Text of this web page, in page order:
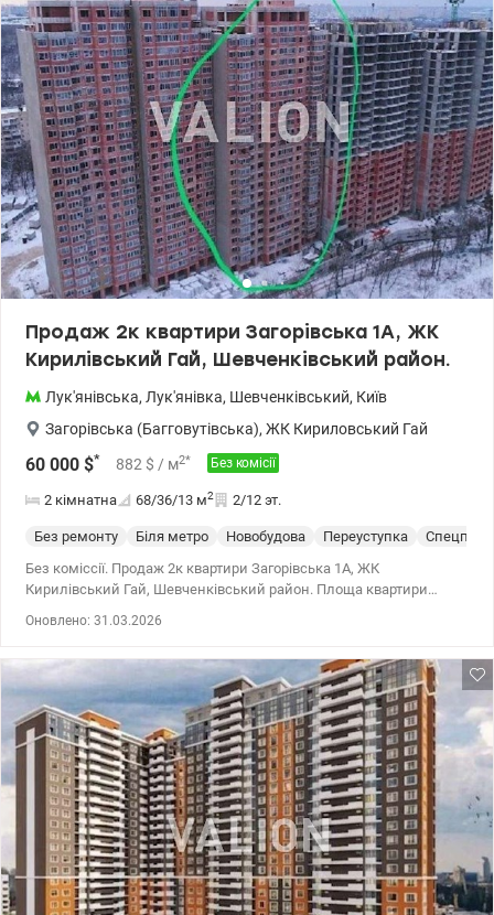
Продаж 2к квартири Загорівська 1А, ЖК
Кирилівський Гай, Шевченківський район.
Лук'янівська, Лук'янівка, Шевченківський, Київ
Загорівська (Багговутівська), ЖК Кириловський Гай
60 000 $* 882 $ / м2* Без комісії
2 кімнатна 68/36/13 м2 2/12 эт.
Без ремонту Біля метро Новобудова Переуступка
Без коміссії. Продаж 2к квартири Загорівська 1А, ЖК
Кирилівський Гай, Шевченківський район. Площа квартири
однойменного парку. Технологія будівництва – монолітно-
каркасна, стіни – червона керамічна цегла (250 мм) з
утеплювачем з мінеральної вати (160 мм). Два підземні
паркінги, та один гостьовий. На території ЖК власний дитячий
садок, Вхідні двері до квартир – металеві, протиударні; вікна -
Rehau, з фурнітурою Maco та двокамерним склопакетом. ЖК має
вигідну локацію, де поєднується комфорт великого міста –
супермаркети, школи, магазини, пошта та інші невід'ємні
об'єкти інфраструктури та зелена лісопаркова зона. Передбачені
спеціально обладнані території з прогулянковими та
велосипедними доріжками, альтанками, майданчиками для
ігор та спорту. Також є спеціальні майданчики для вигулу
Оновлено: 31.03.2026